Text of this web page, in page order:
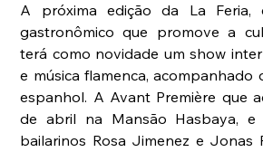
A próxima edição da La Feria,
gastronômico que promove a
terá como novidade um show
e música flamenca, acompanhado
espanhol. A Avant Première que
de abril na Mansão Hasbaya,
bailarinos Rosa Jimenez e Jonas